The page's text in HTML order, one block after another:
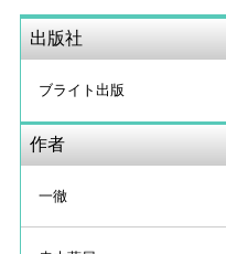
出版社
ブライト出版
作者
一徹